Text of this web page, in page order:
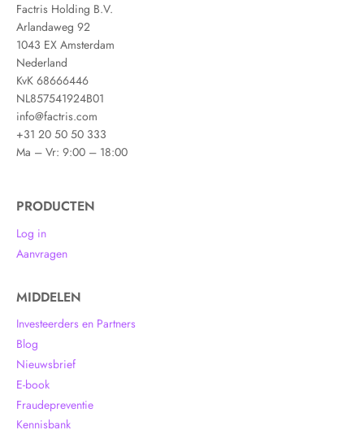
Factris Holding B.V.
Arlandaweg 92
1043 EX Amsterdam
Nederland
KvK 68666446
NL857541924B01
info@factris.com
+31 20 50 50 333
Ma – Vr: 9:00 – 18:00
PRODUCTEN
Log in
Aanvragen
MIDDELEN
Investeerders en Partners
Blog
Nieuwsbrief
E-book
Fraudepreventie
Kennisbank